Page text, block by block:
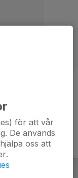
för att vår
De används
oss att